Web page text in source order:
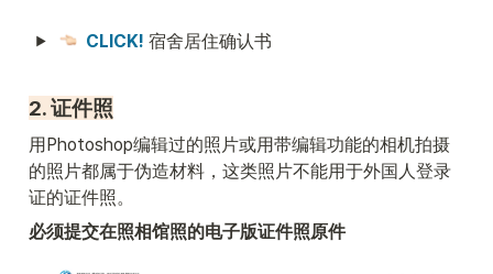
CLICK! 宿舍居住确认书
2. 证件照
用Photoshop编辑过的照片或用带编辑功能的相机拍摄
的照片都属于伪造材料，这类照片不能用于外国人登录
证的证件照。
必须提交在照相馆照的电子版证件照原件